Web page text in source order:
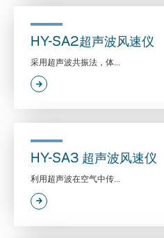
HY-SA2超声波风速仪
采用超声波共振法，体...
HY-SA3 超声波风速仪
利用超声波在空气中传...